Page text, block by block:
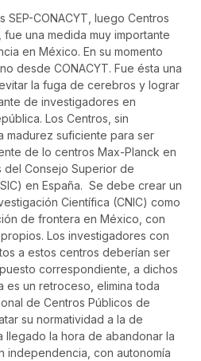
SEP-CONACYT, luego Centros
una medida muy importante
en México. En su momento
desde CONACYT. Fue ésta una
la fuga de cerebros y lograr
de investigadores en
Los Centros, sin
madurez suficiente para ser
de lo centros Max-Planck en
del Consejo Superior de
en España. Se debe crear un
Científica (CNIC) como
de frontera en México, con
Los investigadores con
a estos centros deberían ser
correspondiente, a dichos
un retroceso, elimina toda
de Centros Públicos de
su normatividad a la de
llegado la hora de abandonar la
independencia, con autonomía